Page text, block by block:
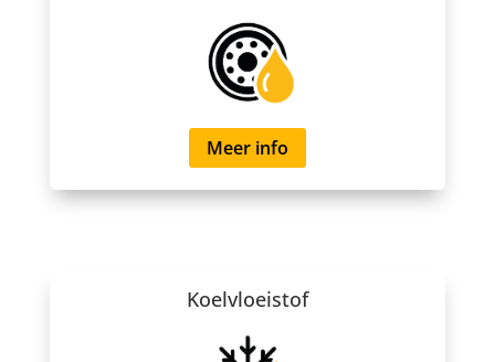
Meer info
Koelvloeistof